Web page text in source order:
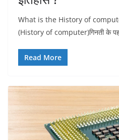
What is the History of
(History of computer)गिनती के
Read More